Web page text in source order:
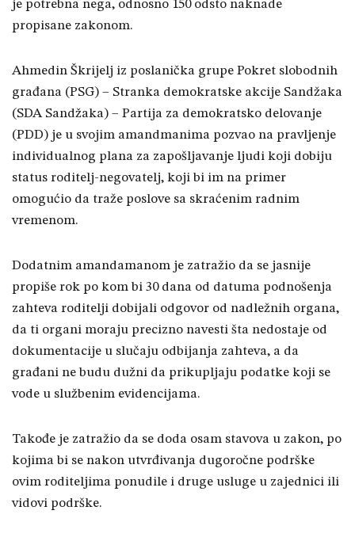
je potrebna nega, odnosno 150 odsto naknade
propisane zakonom.
Ahmedin Škrijelj iz poslanička grupe Pokret slobodnih
građana (PSG) – Stranka demokratske akcije Sandžaka
(SDA Sandžaka) – Partija za demokratsko delovanje
(PDD) je u svojim amandmanima pozvao na pravljenje
individualnog plana za zapošljavanje ljudi koji dobiju
status roditelj-negovatelj, koji bi im na primer
omogućio da traže poslove sa skraćenim radnim
vremenom.
Dodatnim amandamanom je zatražio da se jasnije
propiše rok po kom bi 30 dana od datuma podnošenja
zahteva roditelji dobijali odgovor od nadležnih organa,
da ti organi moraju precizno navesti šta nedostaje od
dokumentacije u slučaju odbijanja zahteva, a da
građani ne budu dužni da prikupljaju podatke koji se
vode u službenim evidencijama.
Takođe je zatražio da se doda osam stavova u zakon, po
kojima bi se nakon utvrđivanja dugoročne podrške
ovim roditeljima ponudile i druge usluge u zajednici ili
vidovi podrške.